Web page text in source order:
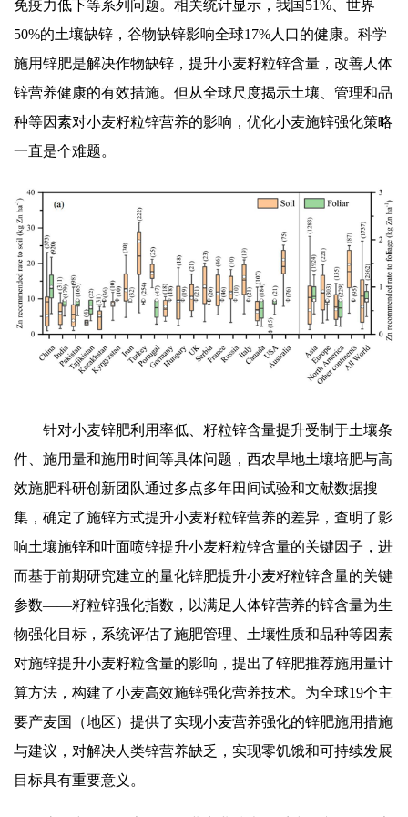
免疫力低下等系列问题。相关统计显示，我国51%、世界
50%的土壤缺锌，谷物缺锌影响全球17%人口的健康。科学
施用锌肥是解决作物缺锌，提升小麦籽粒锌含量，改善人体
锌营养健康的有效措施。但从全球尺度揭示土壤、管理和品
种等因素对小麦籽粒锌营养的影响，优化小麦施锌强化策略
一直是个难题。
针对小麦锌肥利用率低、籽粒锌含量提升受制于土壤条
件、施用量和施用时间等具体问题，西农旱地土壤培肥与高
效施肥科研创新团队通过多点多年田间试验和文献数据搜
集，确定了施锌方式提升小麦籽粒锌营养的差异，查明了影
响土壤施锌和叶面喷锌提升小麦籽粒锌含量的关键因子，进
而基于前期研究建立的量化锌肥提升小麦籽粒锌含量的关键
参数——籽粒锌强化指数，以满足人体锌营养的锌含量为生
物强化目标，系统评估了施肥管理、土壤性质和品种等因素
对施锌提升小麦籽粒含量的影响，提出了锌肥推荐施用量计
算方法，构建了小麦高效施锌强化营养技术。为全球19个主
要产麦国
（地区）提供了实现小麦营养强化的锌肥施用措施
与建议，对解决人类锌营养缺乏，实现零饥饿和可持续发展
目标具有重要意义。